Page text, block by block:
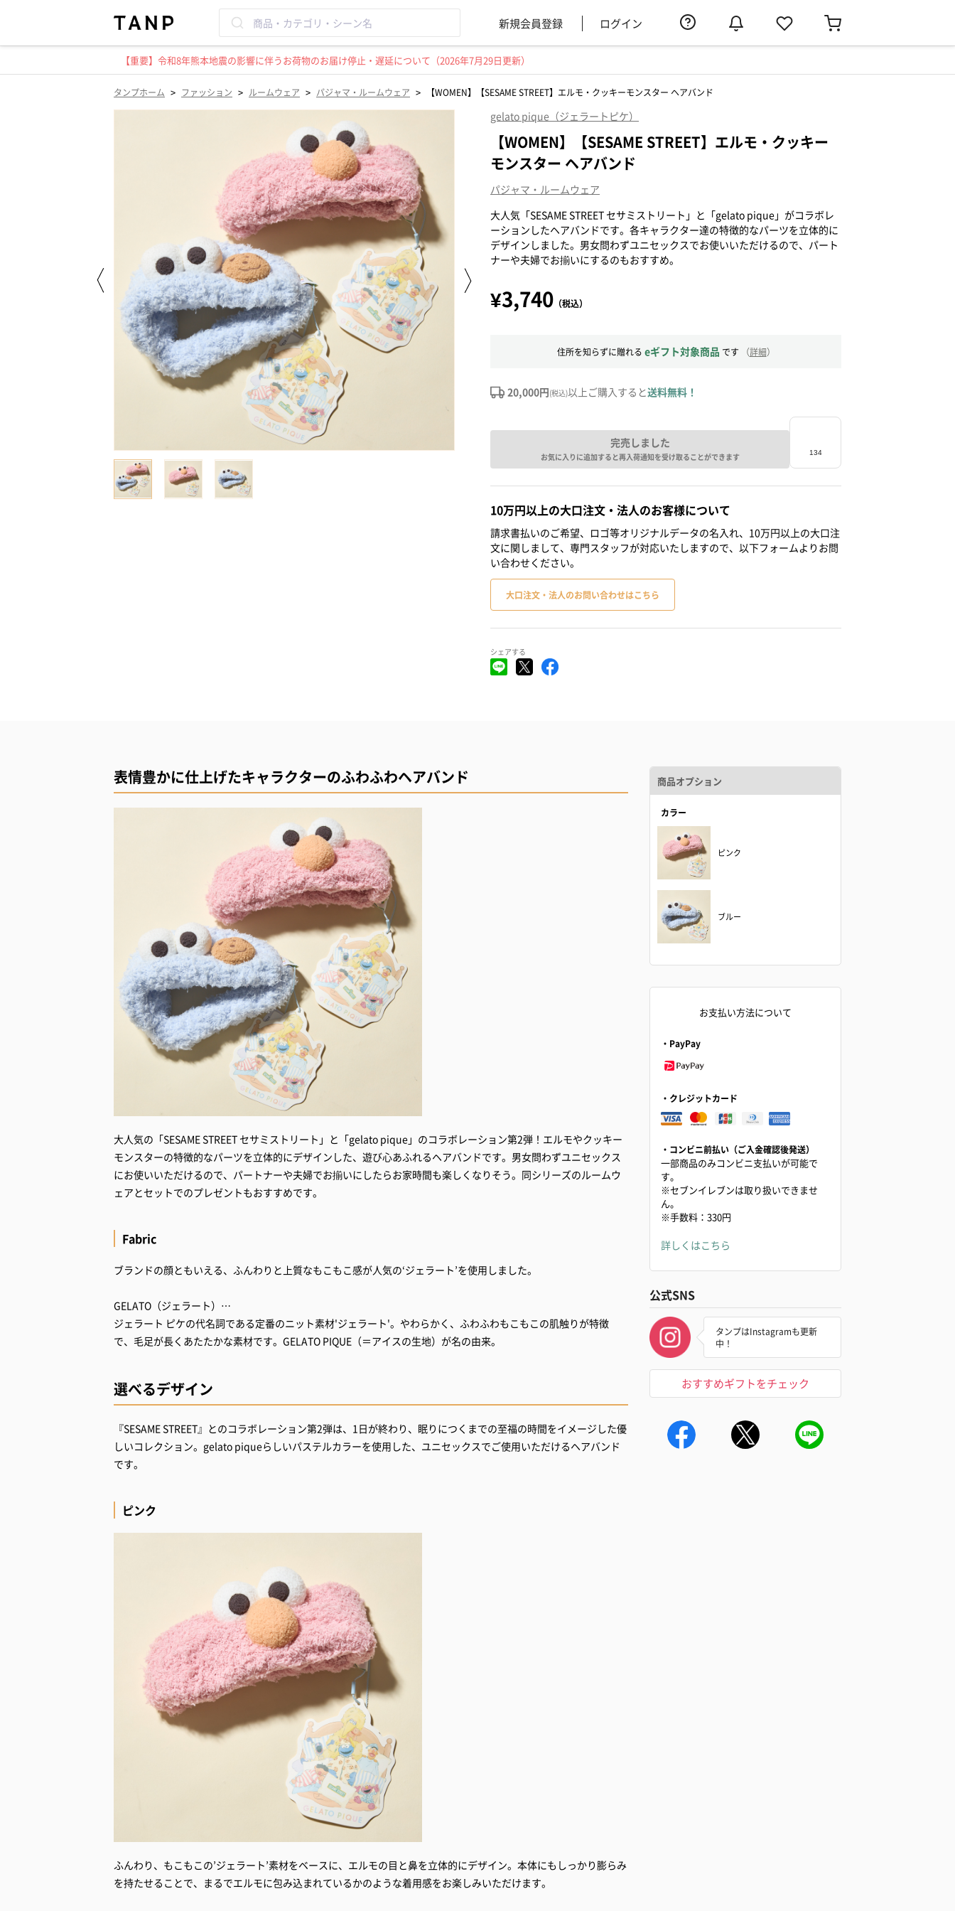
新規会員登録 ログイン
【重要】令和8年熊本地震の影響に伴うお荷物のお届け停止・遅延について（2026年7月29日更新）
タンプホーム > ファッション > ルームウェア > パジャマ・ルームウェア > 【WOMEN】【SESAME STREET】エルモ・クッキーモンスター ヘアバンド
gelato pique（ジェラートピケ）
【WOMEN】【SESAME STREET】エルモ・クッキー
モンスター ヘアバンド
パジャマ・ルームウェア
大人気「SESAME STREET セサミストリート」と「gelato pique」がコラボレ
ーションしたヘアバンドです。各キャラクター達の特徴的なパーツを立体的に
デザインしました。男女問わずユニセックスでお使いいただけるので、パート
ナーや夫婦でお揃いにするのもおすすめ。
¥3,740 （税込）
住所を知らずに贈れる eギフト対象商品 です （詳細）
20,000円(税込)以上ご購入すると送料無料！
完売しました
お気に入りに追加すると再入荷通知を受け取ることができます
10万円以上の大口注文・法人のお客様について
請求書払いのご希望、ロゴ等オリジナルデータの名入れ、10万円以上の大口注
文に関しまして、専門スタッフが対応いたしますので、以下フォームよりお問
い合わせください。
大口注文・法人のお問い合わせはこちら
シェアする
表情豊かに仕上げたキャラクターのふわふわヘアバンド
大人気の「SESAME STREET セサミストリート」と「gelato pique」のコラボレーション第2弾！エルモやクッキー
モンスターの特徴的なパーツを立体的にデザインした、遊び心あふれるヘアバンドです。男女問わずユニセックス
にお使いいただけるので、パートナーや夫婦でお揃いにしたらお家時間も楽しくなりそう。同シリーズのルームウ
ェアとセットでのプレゼントもおすすめです。
Fabric
ブランドの顔ともいえる、ふんわりと上質なもこもこ感が人気の‘ジェラート’を使用しました。
GELATO（ジェラート）…
ジェラート ピケの代名詞である定番のニット素材'ジェラート'。やわらかく、ふわふわもこもこの肌触りが特徴
で、毛足が長くあたたかな素材です。GELATO PIQUE（＝アイスの生地）が名の由来。
選べるデザイン
『SESAME STREET』とのコラボレーション第2弾は、1日が終わり、眠りにつくまでの至福の時間をイメージした優
しいコレクション。gelato piqueらしいパステルカラーを使用した、ユニセックスでご使用いただけるヘアバンド
です。
ピンク
ふんわり、もこもこの’ジェラート’素材をベースに、エルモの目と鼻を立体的にデザイン。本体にもしっかり膨らみ
を持たせることで、まるでエルモに包み込まれているかのような着用感をお楽しみいただけます。
商品オプション
カラー
ピンク
ブルー
お支払い方法について
・PayPay
・クレジットカード
・コンビニ前払い（ご入金確認後発送）
一部商品のみコンビニ支払いが可能で
す。
※セブンイレブンは取り扱いできませ
ん。
※手数料：330円
詳しくはこちら
公式SNS
タンプはInstagramも更新
中！
おすすめギフトをチェック